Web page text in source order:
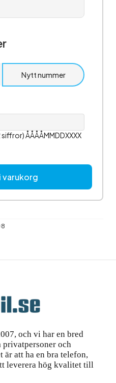
Nytt nummer
ÅÅÅÅMMDDXXXX
varukorg
och vi har en bred
privatpersoner och
att ha en bra telefon,
leverera hög kvalitet till